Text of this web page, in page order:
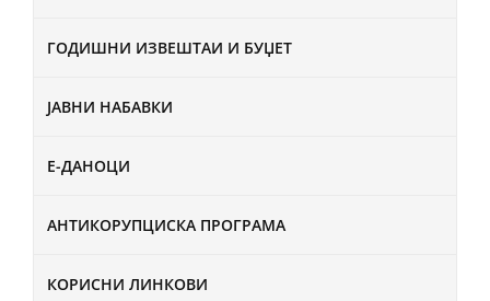
ГОДИШНИ ИЗВЕШТАИ И БУЏЕТ
ЈАВНИ НАБАВКИ
Е-ДАНОЦИ
АНТИКОРУПЦИСКА ПРОГРАМА
КОРИСНИ ЛИНКОВИ